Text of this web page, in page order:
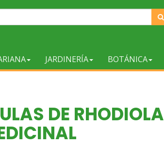
JARDINERÍA BOTÁNICA
DE RHODIOLA